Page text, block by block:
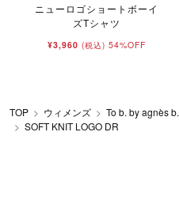
ニューロゴショートボーイ
ズTシャツ
¥3,960 (税込) 54%OFF
TOP ウィメンズ To b. by agnès b.
SOFT KNIT LOGO DR